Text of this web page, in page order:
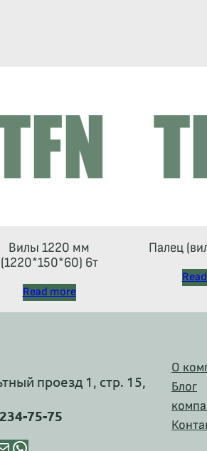
Вилы 1220 мм
(1220*150*60) 6т
Read more
Палец
проезд 1, стр. 15,
75-75
О
Блог